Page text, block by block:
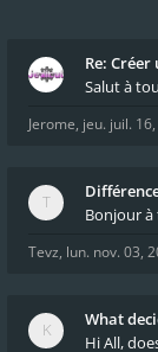
Re:
Salut à
Jerome, jeu. juil.
Bonjour à
Tevz, lun. nov. 03,
What
Hi All,